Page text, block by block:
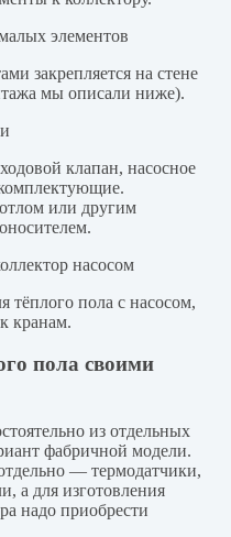
закрепляется на стене
мы описали ниже).
клапан, насосное
или другим
тёплого пола с насосом,
кранам.
пола своими
из отдельных
фабричной модели.
— термодатчики,
а для изготовления
надо приобрести